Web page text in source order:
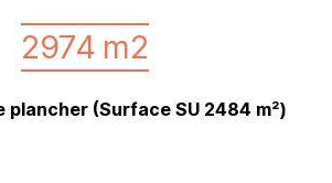
2974 m2
plancher (Surface SU 2484 m²)